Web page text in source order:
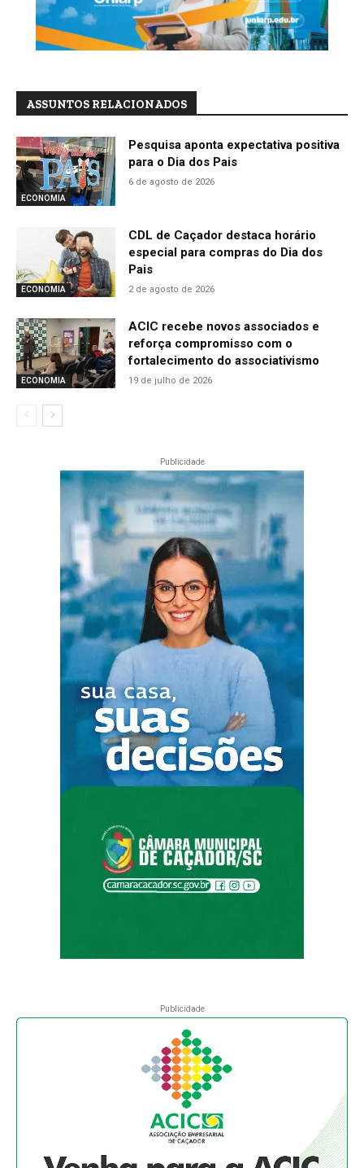
ASSUNTOS RELACIONADOS
ECONOMIA
Pesquisa aponta expectativa positiva
para o Dia dos Pais
6 de agosto de 2026
ECONOMIA
CDL de Caçador destaca horário
especial para compras do Dia dos
Pais
2 de agosto de 2026
ECONOMIA
ACIC recebe novos associados e
reforça compromisso com o
fortalecimento do associativismo
19 de julho de 2026
Publicidade
Publicidade